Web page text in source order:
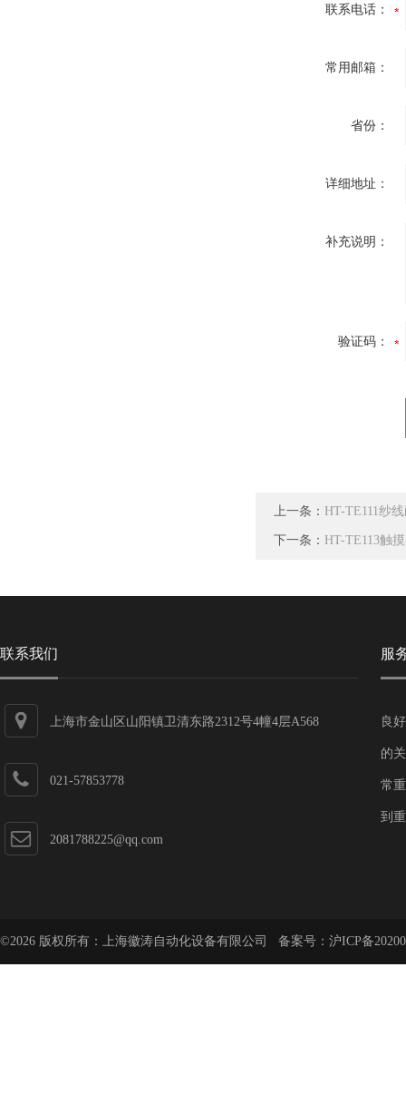
联系电话：
常用邮箱：
省份：
详细地址：
补充说明：
验证码：
上一条： HT-TE111纱
下一条： HT-TE113触
联系我们
上海市金山区山阳镇卫清东路2312号4幢4层A568
021-57853778
2081788225@qq.com
服
良
的
常
到
©2026 版权所有：上海徽涛自动化设备有限公司 备案号： 沪ICP备